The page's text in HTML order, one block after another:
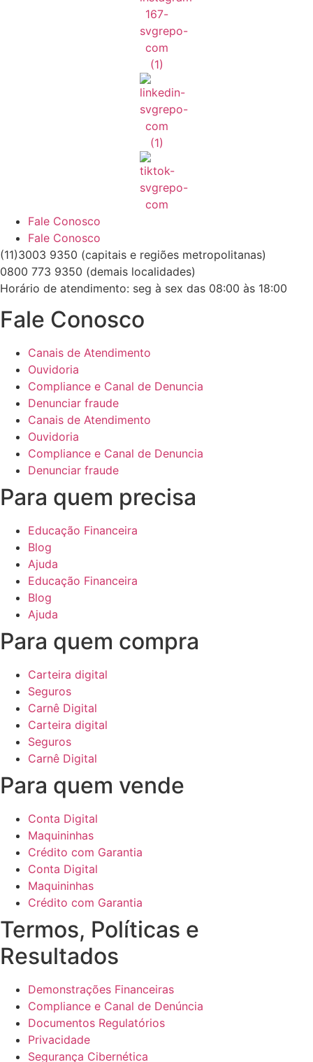
Fale Conosco
Fale Conosco
(11)3003 9350 (capitais e regiões metropolitanas)
0800 773 9350 (demais localidades)
Horário de atendimento: seg à sex das 08:00 às 18:00
Fale Conosco
Canais de Atendimento
Ouvidoria
Compliance e Canal de Denuncia
Denunciar fraude
Canais de Atendimento
Ouvidoria
Compliance e Canal de Denuncia
Denunciar fraude
Para quem precisa
Educação Financeira
Blog
Ajuda
Educação Financeira
Blog
Ajuda
Para quem compra
Carteira digital
Seguros
Carnê Digital
Carteira digital
Seguros
Carnê Digital
Para quem vende
Conta Digital
Maquininhas
Crédito com Garantia
Conta Digital
Maquininhas
Crédito com Garantia
Termos, Políticas e
Resultados
Demonstrações Financeiras
Compliance e Canal de Denúncia
Documentos Regulatórios
Privacidade
Segurança Cibernética